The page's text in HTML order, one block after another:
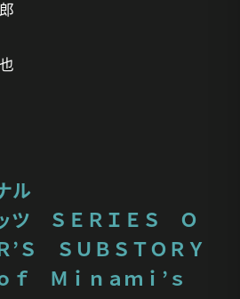
ル
ツ ＳＥＲＩＥＳ Ｏ
’Ｓ ＳＵＢＳＴＯＲＹ
ｆ Ｍｉｎａｍｉ’ｓ